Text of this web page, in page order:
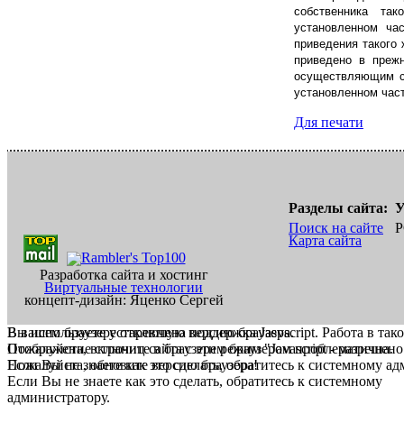
собственника
установленном
приведения
приведено в
осуществляющим
установленном
Для печати
Разработка сайта и хостинг
Виртуальные технологии
концепт-дизайн: Яценко Сергей
Разделы сайта:
Поиск на сайте
Карта сайта
В вашем браузере отключена поддержка Jasvscript. Работа в
Пожалуйста, включите в браузере режим "Javascript -
Если Вы не знаете как это сделать, обратитесь к системному
Вы используете устаревшую версию браузера.
Отображение страниц сайта с этим браузером проблематична.
Пожалуйста, обновите версию браузера!
Если Вы не знаете как это сделать, обратитесь к системному
администратору.